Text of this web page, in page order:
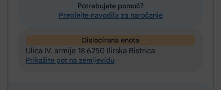
Potrebujete pomoč?
Preglejte navodila za naročanje
Dislocirana enota
Ulica IV. armije 18 6250 Ilirska Bistrica
Prikažite pot na zemljevidu